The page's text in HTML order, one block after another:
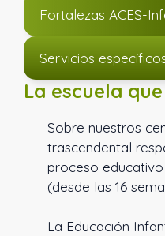
Fortalezas ACES-
Servicios
La escuela
Sobre nuestros
trascendental
proceso
(desde las 16
La Educación